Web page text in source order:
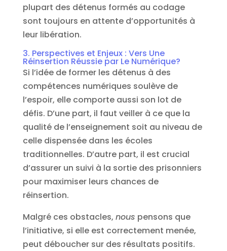
plupart des détenus formés au codage
sont toujours en attente d’opportunités à
leur libération.
3. Perspectives et Enjeux : Vers Une
Réinsertion Réussie par Le Numérique?
Si l’idée de former les détenus à des
compétences numériques soulève de
l’espoir, elle comporte aussi son lot de
défis. D’une part, il faut veiller à ce que la
qualité de l’enseignement soit au niveau de
celle dispensée dans les écoles
traditionnelles. D’autre part, il est crucial
d’assurer un suivi à la sortie des prisonniers
pour maximiser leurs chances de
réinsertion.
Malgré ces obstacles, nous pensons que
l’initiative, si elle est correctement menée,
peut déboucher sur des résultats positifs.